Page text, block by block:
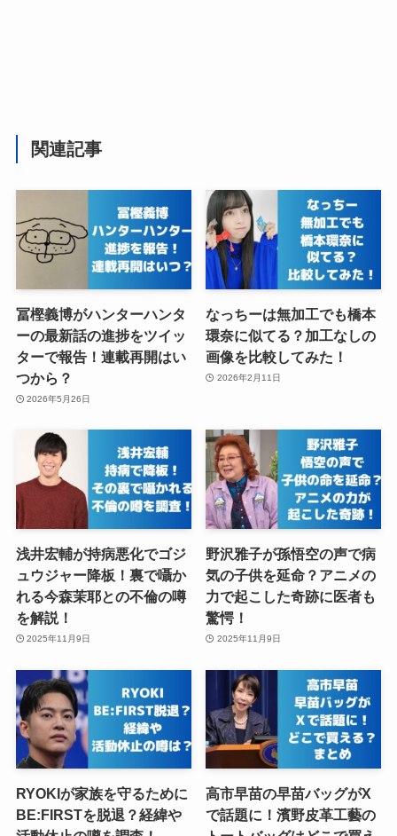
関連記事
冨樫義博がハンターハンタ
ーの最新話の進捗をツイッ
ターで報告！連載再開はい
つから？
2026年5月26日
なっちーは無加工でも橋本
環奈に似てる？加工なしの
画像を比較してみた！
2026年2月11日
浅井宏輔が持病悪化でゴジ
ュウジャー降板！裏で囁か
れる今森茉耶との不倫の噂
を解説！
2025年11月9日
野沢雅子が孫悟空の声で病
気の子供を延命？アニメの
力で起こした奇跡に医者も
驚愕！
2025年11月9日
RYOKIが家族を守るために
BE:FIRSTを脱退？経緯や
高市早苗の早苗バッグがX
で話題に！濱野皮革工藝の